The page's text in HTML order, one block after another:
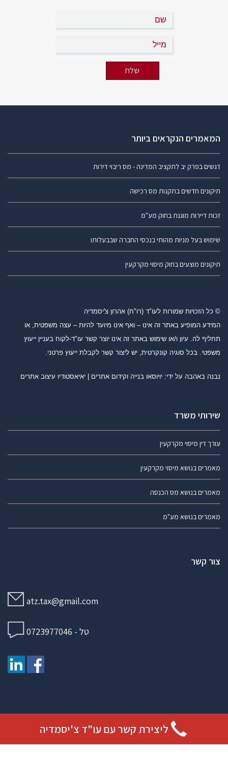
המאמרים הנקראים ביותר
דגשים בפרק יב לתקציב המדינה - מס ריבוי דירות
תיקונים חדשים בתקנות מס רכישה
זכות דיירות מוגנת בחוק מע"מ
שימוש בעל מניות מהותי בנכסי החברה שבבעלותו
תיקונים מוצעים בחוק מיסוי מקרקעין
© כל הזכויות שמורות לעו"ד (רו"ח) אהרון צ'יסמדיה
המידע המופיע באתר זה אינו – ואף אינו מיועד להיות – עצה משפטית, או
תחליף לה. עיון ו/או שימוש באתר זה אינו יוצר קשר עו"ד-לקוח בעניין ייעוץ
משפטי. בכל סוגיה קונקרטית, יש ליצור קשר לקבלת ייעוץ פרטני.
נבנה באהבה על ידי: יויוסאו בנייה וקידום אתרים | יאיאסטודיו עיצוב אתרים
שירותי משרד
עורך דין מיסוי מקרקעין
מאמרים בנושא מיסוי מקרקעין
מאמרים בנושא מס הכנסה
מאמרים בנושא מע"מ
צור קשר
atz.tax@gmail.com
טל - 0723977046
ליצירת קשר עם עו"ד צ'יסמדיה